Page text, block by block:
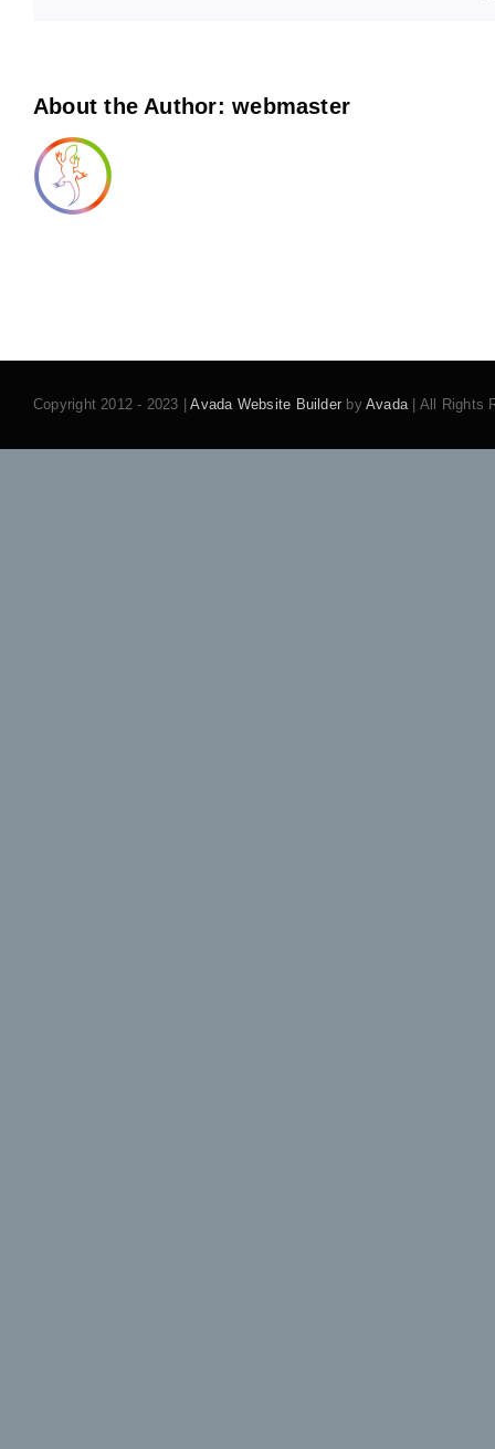
About the Author:webmaster
Copyright 2012 - 2023 |Avada Website Builder byAvada | All Rights